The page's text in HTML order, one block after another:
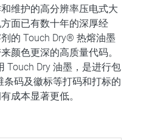
维护的高分辨率压电式大
面已有数十年的深厚经
的 Touch Dry® 热熔油墨
颜色更深的高质量代码。
Touch Dry 油墨，是进行包
条码及徽标等打码和打标的
成本显著更低。